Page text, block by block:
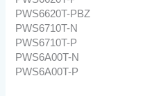
PWS6620T-PBZ
PWS6710T-N
PWS6710T-P
PWS6A00T-N
PWS6A00T-P